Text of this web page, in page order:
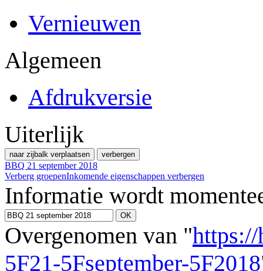
Vernieuwen
Algemeen
Afdrukversie
Uiterlijk
naar zijbalk verplaatsen verbergen
BBQ 21 september 2018
Verberg groepenInkomende eigenschappen verbergen
Informatie wordt
Overgenomen van "
5F21-5Fseptember-5F2018